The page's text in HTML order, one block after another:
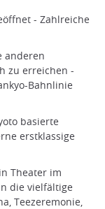
- Zahlreiche
anderen
zu erreichen -
Bahnlinie
basierte
erstklassige
Theater im
die vielfältige
Teezeremonie,